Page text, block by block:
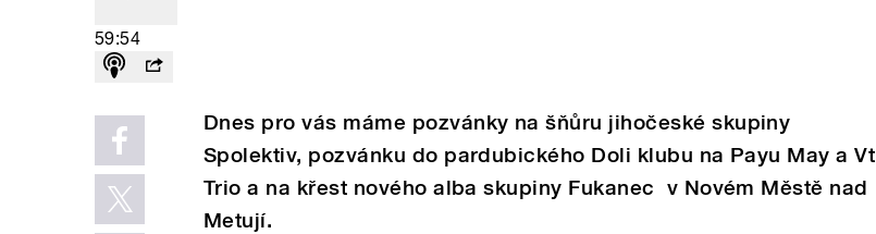
59:54
Dnes pro vás máme pozvánky na šňůru jihočeské skupiny
Spolektiv, pozvánku do pardubického Doli klubu na Payu May a Vt
Trio a na křest nového alba skupiny Fukanec v Novém Městě nad
Metují.